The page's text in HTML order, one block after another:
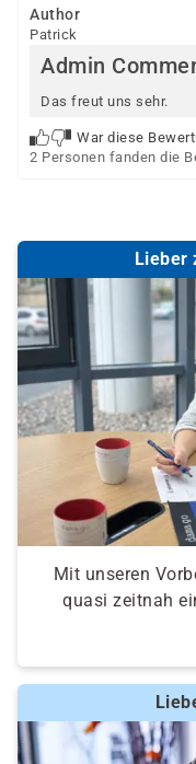
Author
Patrick
Admin
Das freut uns sehr.
War diese
2 Personen fanden die
Lieber
Mit unseren
quasi zeitnah